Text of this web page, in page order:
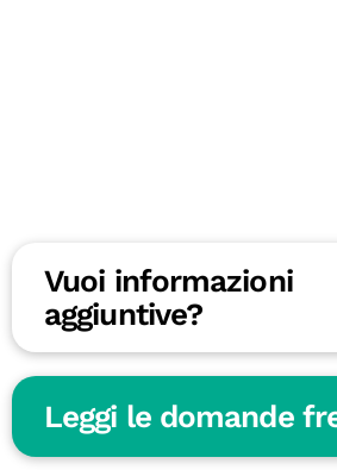
Vuoi informazioni
aggiuntive?
Leggi le domande